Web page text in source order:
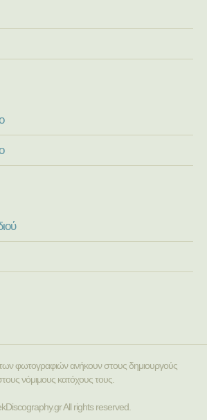
φωτογραφιών ανήκουν στους δημιουργούς
νόμιμους κατόχους τους.
All rights reserved.